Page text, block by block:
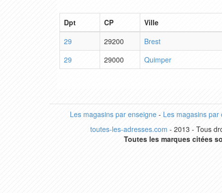
Dpt CP
Ville
29
29200
Brest
29
29000 Quimper
Les magasins par enseigne- Les magasins par
toutes-les-adresses.com - 2013 - Tous
Toutes les marques citées